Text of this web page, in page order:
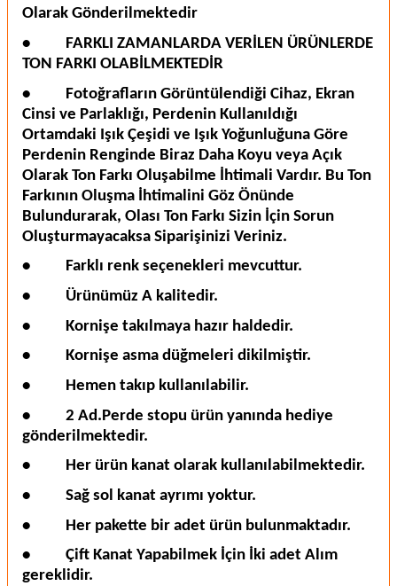
Olarak Gönderilmektedir
•
FARKLI ZAMANLARDA VERİLEN ÜRÜNLERDE
TON FARKI OLABİLMEKTEDİR
•
Fotoğrafların Görüntülendiği Cihaz, Ekran
Cinsi ve Parlaklığı, Perdenin Kullanıldığı
Ortamdaki Işık Çeşidi ve Işık Yoğunluğuna Göre
Perdenin Renginde Biraz Daha Koyu veya Açık
Olarak Ton Farkı Oluşabilme İhtimali Vardır. Bu Ton
Farkının Oluşma İhtimalini Göz Önünde
Bulundurarak, Olası Ton Farkı Sizin İçin Sorun
Oluşturmayacaksa Siparişinizi Veriniz.
•
Farklı renk seçenekleri mevcuttur.
•
Ürünümüz A kalitedir.
•
Kornişe takılmaya hazır haldedir.
•
Kornişe asma düğmeleri dikilmiştir.
•
Hemen takıp kullanılabilir.
•
2 Ad.Perde stopu ürün yanında hediye
gönderilmektedir.
•
Her ürün kanat olarak kullanılabilmektedir.
•
Sağ sol kanat ayrımı yoktur.
•
Her pakette bir adet ürün bulunmaktadır.
•
Çift Kanat Yapabilmek İçin İki adet Alım
gereklidir.